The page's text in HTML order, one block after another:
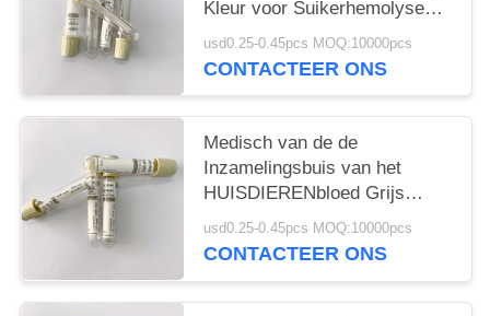
Kleur voor Suikerhemolyse
die wordt gecodeerd
usd0.25-0.45pcs MOQ:10000pcs
CONTACTEER ONS
Medisch van de de
Inzamelingsbuis van het
HUISDIERENbloed Grijs
Hoogste het Bloedflesje 1ML -
6ML
usd0.25-0.45pcs MOQ:10000pcs
CONTACTEER ONS